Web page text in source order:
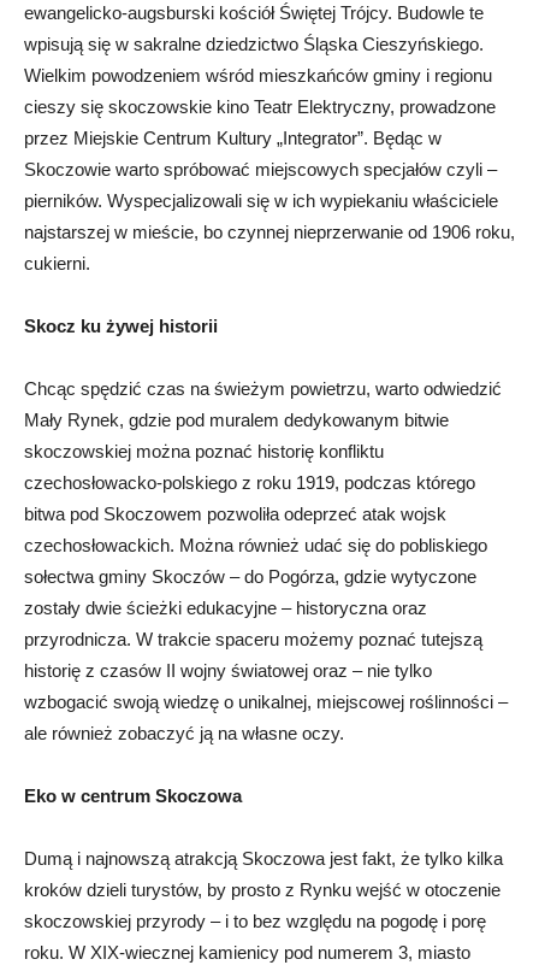
ewangelicko-augsburski kościół Świętej Trójcy. Budowle te
wpisują się w sakralne dziedzictwo Śląska Cieszyńskiego.
Wielkim powodzeniem wśród mieszkańców gminy i regionu
cieszy się skoczowskie kino Teatr Elektryczny, prowadzone
przez Miejskie Centrum Kultury „Integrator”. Będąc w
Skoczowie warto spróbować miejscowych specjałów czyli –
pierników. Wyspecjalizowali się w ich wypiekaniu właściciele
najstarszej w mieście, bo czynnej nieprzerwanie od 1906 roku,
cukierni.
Skocz ku żywej historii
Chcąc spędzić czas na świeżym powietrzu, warto odwiedzić
Mały Rynek, gdzie pod muralem dedykowanym bitwie
skoczowskiej można poznać historię konfliktu
czechosłowacko-polskiego z roku 1919, podczas którego
bitwa pod Skoczowem pozwoliła odeprzeć atak wojsk
czechosłowackich. Można również udać się do pobliskiego
sołectwa gminy Skoczów – do Pogórza, gdzie wytyczone
zostały dwie ścieżki edukacyjne – historyczna oraz
przyrodnicza. W trakcie spaceru możemy poznać tutejszą
historię z czasów II wojny światowej oraz – nie tylko
wzbogacić swoją wiedzę o unikalnej, miejscowej roślinności –
ale również zobaczyć ją na własne oczy.
Eko w centrum Skoczowa
Dumą i najnowszą atrakcją Skoczowa jest fakt, że tylko kilka
kroków dzieli turystów, by prosto z Rynku wejść w otoczenie
skoczowskiej przyrody – i to bez względu na pogodę i porę
roku. W XIX-wiecznej kamienicy pod numerem 3, miasto